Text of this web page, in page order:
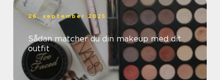
26. september 2025
Sådan matcher du din makeup med dit
outfit